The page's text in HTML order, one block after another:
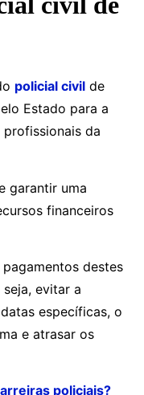
policial civil de
Estado para a
da
garantir uma
financeiros
destes
evitar a
específicas, o
e atrasar os
policiais?